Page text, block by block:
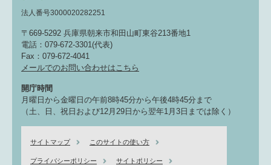
法人番号3000020282251
〒669-5292 兵庫県朝来市和田山町東谷213番地1
電話：079-672-3301(代表)
Fax：079-672-4041
メールでのお問い合わせはこちら
開庁時間
月曜日から金曜日の午前8時45分から午後4時45分まで
（土、日、祝日および12月29日から翌年1月3日までは除く）
サイトマップ このサイトの使い方
プライバシーポリシー サイトポリシー